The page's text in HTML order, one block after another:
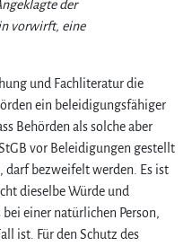
der
vorwirft, eine
und Fachliteratur die
ein beleidigungsfähiger
Behörden als solche aber
vor Beleidigungen gestellt
darf bezweifelt werden. Es ist
dieselbe Würde und
einer natürlichen Person,
ist. Für den Schutz des